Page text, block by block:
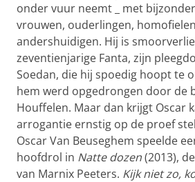
onder vuur neemt _ met
vrouwen, ouderlingen,
andershuidigen. Hij is
zeventienjarige Fanta, zijn
Soedan, die hij spoedig hoopt te
hem werd opgedrongen door de
Houffelen. Maar dan krijgt Oscar
arrogantie ernstig op de proef
Oscar Van Beuseghem speelde
hoofdrol in Natte dozen(2013),
van Marnix Peeters. Kijk niet zo,